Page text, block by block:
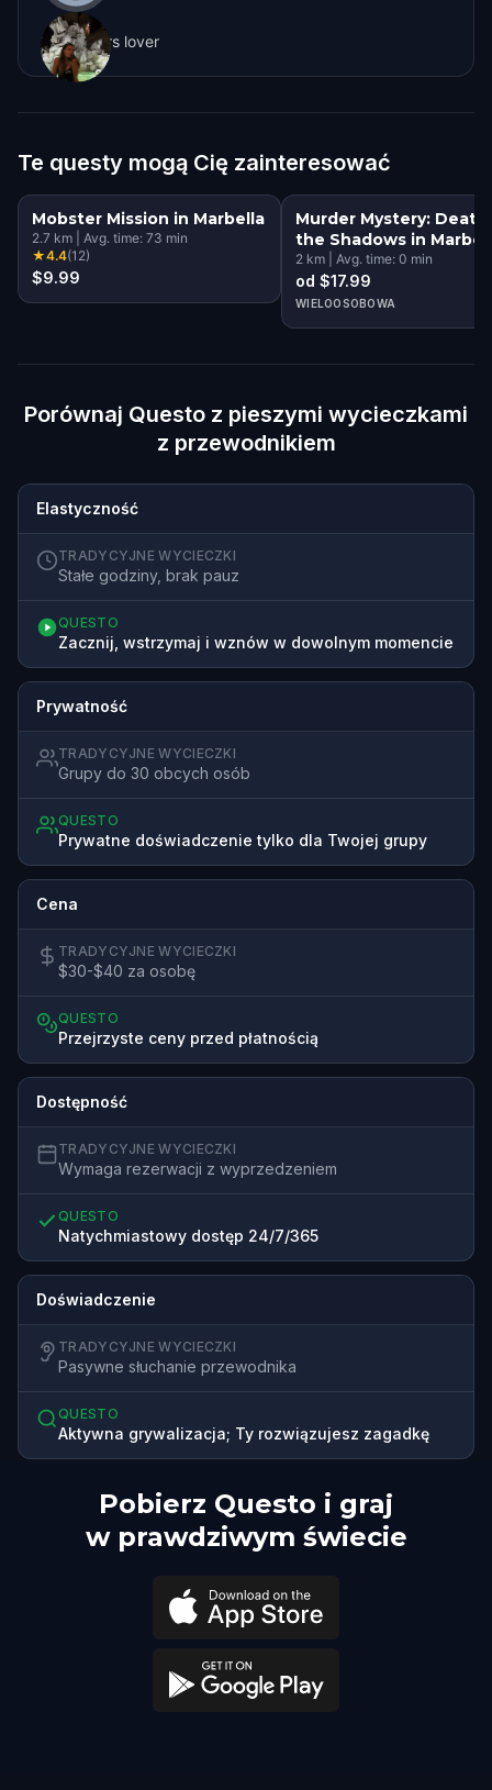
Sunflowers lover
Te questy mogą Cię zainteresować
Mobster Mission in Marbella
2.7 km Avg. time: 73 min
★4.4(12)
$9.99
Murder Mystery: Death
the Shadows in
2 km Avg. time: 0 min
od $17.99
WIELOOSOBOWA
Porównaj Questo z pieszymi wycieczkami
z przewodnikiem
Elastyczność
TRADYCYJNE WYCIECZKI
Stałe godziny, brak pauz
QUESTO
Zacznij, wstrzymaj i wznów w dowolnym momencie
Prywatność
TRADYCYJNE WYCIECZKI
Grupy do 30 obcych osób
QUESTO
Prywatne doświadczenie tylko dla Twojej grupy
Cena
TRADYCYJNE WYCIECZKI
$30-$40 za osobę
QUESTO
Przejrzyste ceny przed płatnością
Dostępność
TRADYCYJNE WYCIECZKI
Wymaga rezerwacji z wyprzedzeniem
QUESTO
Natychmiastowy dostęp 24/7/365
Doświadczenie
TRADYCYJNE WYCIECZKI
Pasywne słuchanie przewodnika
QUESTO
Aktywna grywalizacja; Ty rozwiązujesz zagadkę
Pobierz Questo i graj
w prawdziwym świecie